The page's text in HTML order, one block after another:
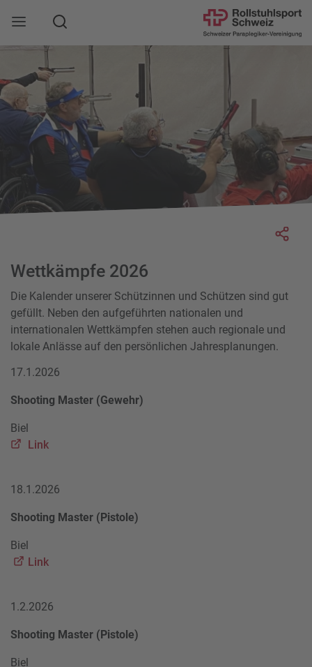
Mobile Navigation öffnen
Suche
Wettkämpfe 2026
Die Kalender unserer Schützinnen und Schützen sind gut
gefüllt. Neben den aufgeführten nationalen und
internationalen Wettkämpfen stehen auch regionale und
lokale Anlässe auf den persönlichen Jahresplanungen.
17.1.2026
Shooting Master (Gewehr)
Biel
Link
18.1.2026
Shooting Master (Pistole)
Biel
Link
1.2.2026
Shooting Master (Pistole)
Biel